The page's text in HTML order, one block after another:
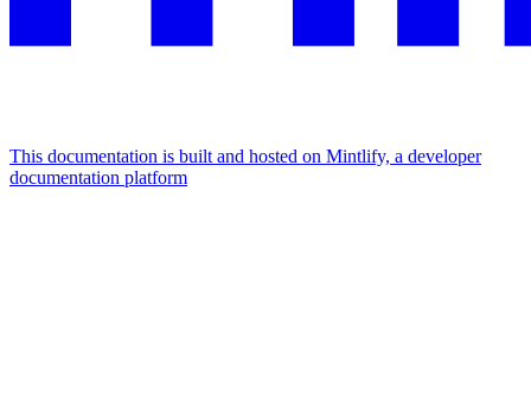
This documentation is built and hosted on Mintlify, a developer
documentation platform